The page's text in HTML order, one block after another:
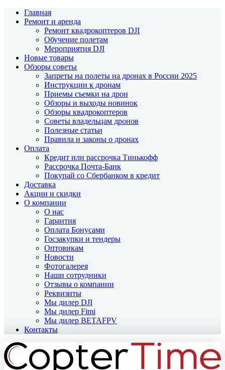
Главная
Ремонт и аренда
Ремонт квадрокоптеров DJI
Обучение полетам
Мероприятия DJI
Новые товары
Обзоры советы
Запреты на полеты на дронах в России 2025
Инструкции к дронам
Приемы съемки на дрон
Обзоры и выходы новинок
Обзоры квадрокоптеров
Советы владельцам дронов
Полезные статьи
Правила и законы о дронах
Оплата
Кредит или рассрочка Тинькофф
Рассрочка Почта-Банк
Покупай со Сбербанком в кредит
Доставка
Акции и скидки
О компании
О нас
Гарантия
Оплата Бонусами
Госзакупки и тендеры
Оптовикам
Новости
Фотогалерея
Наши сотрудники
Отзывы о компании
Реквизиты
Мы дилер DJI
Мы дилер Fimi
Мы дилер BETAFPV
Контакты